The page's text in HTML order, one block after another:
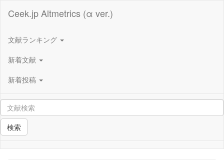
Ceek.jp Altmetrics (α ver.)
文献ランキング
新着文献
新着投稿
検索